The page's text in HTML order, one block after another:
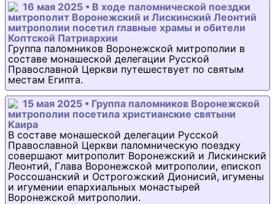
16 мая 2025 • В ходе паломнической поездки
митрополит Воронежский и Лискинский Леонтий
митрополии посетил главные храмы и обители
Коптской Патриархии
Группа паломников Воронежской митрополии в
составе монашеской делегации Русской
Православной Церкви путешествует по святым
местам Египта.
15 мая 2025 • Группа паломников Воронежской
митрополии посетила христианские святыни
Каира
В составе монашеской делегации Русской
Православной Церкви паломническую поездку
совершают митрополит Воронежский и Лискинский
Леонтий, Глава Воронежской митрополии, епископ
Россошанский и Острогожский Дионисий, игумены
и игумении епархиальных монастырей
Воронежской митрополии.